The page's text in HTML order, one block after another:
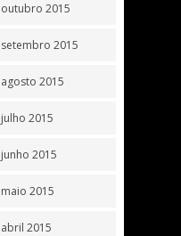
outubro 2015
setembro 2015
agosto 2015
julho 2015
junho 2015
maio 2015
abril 2015